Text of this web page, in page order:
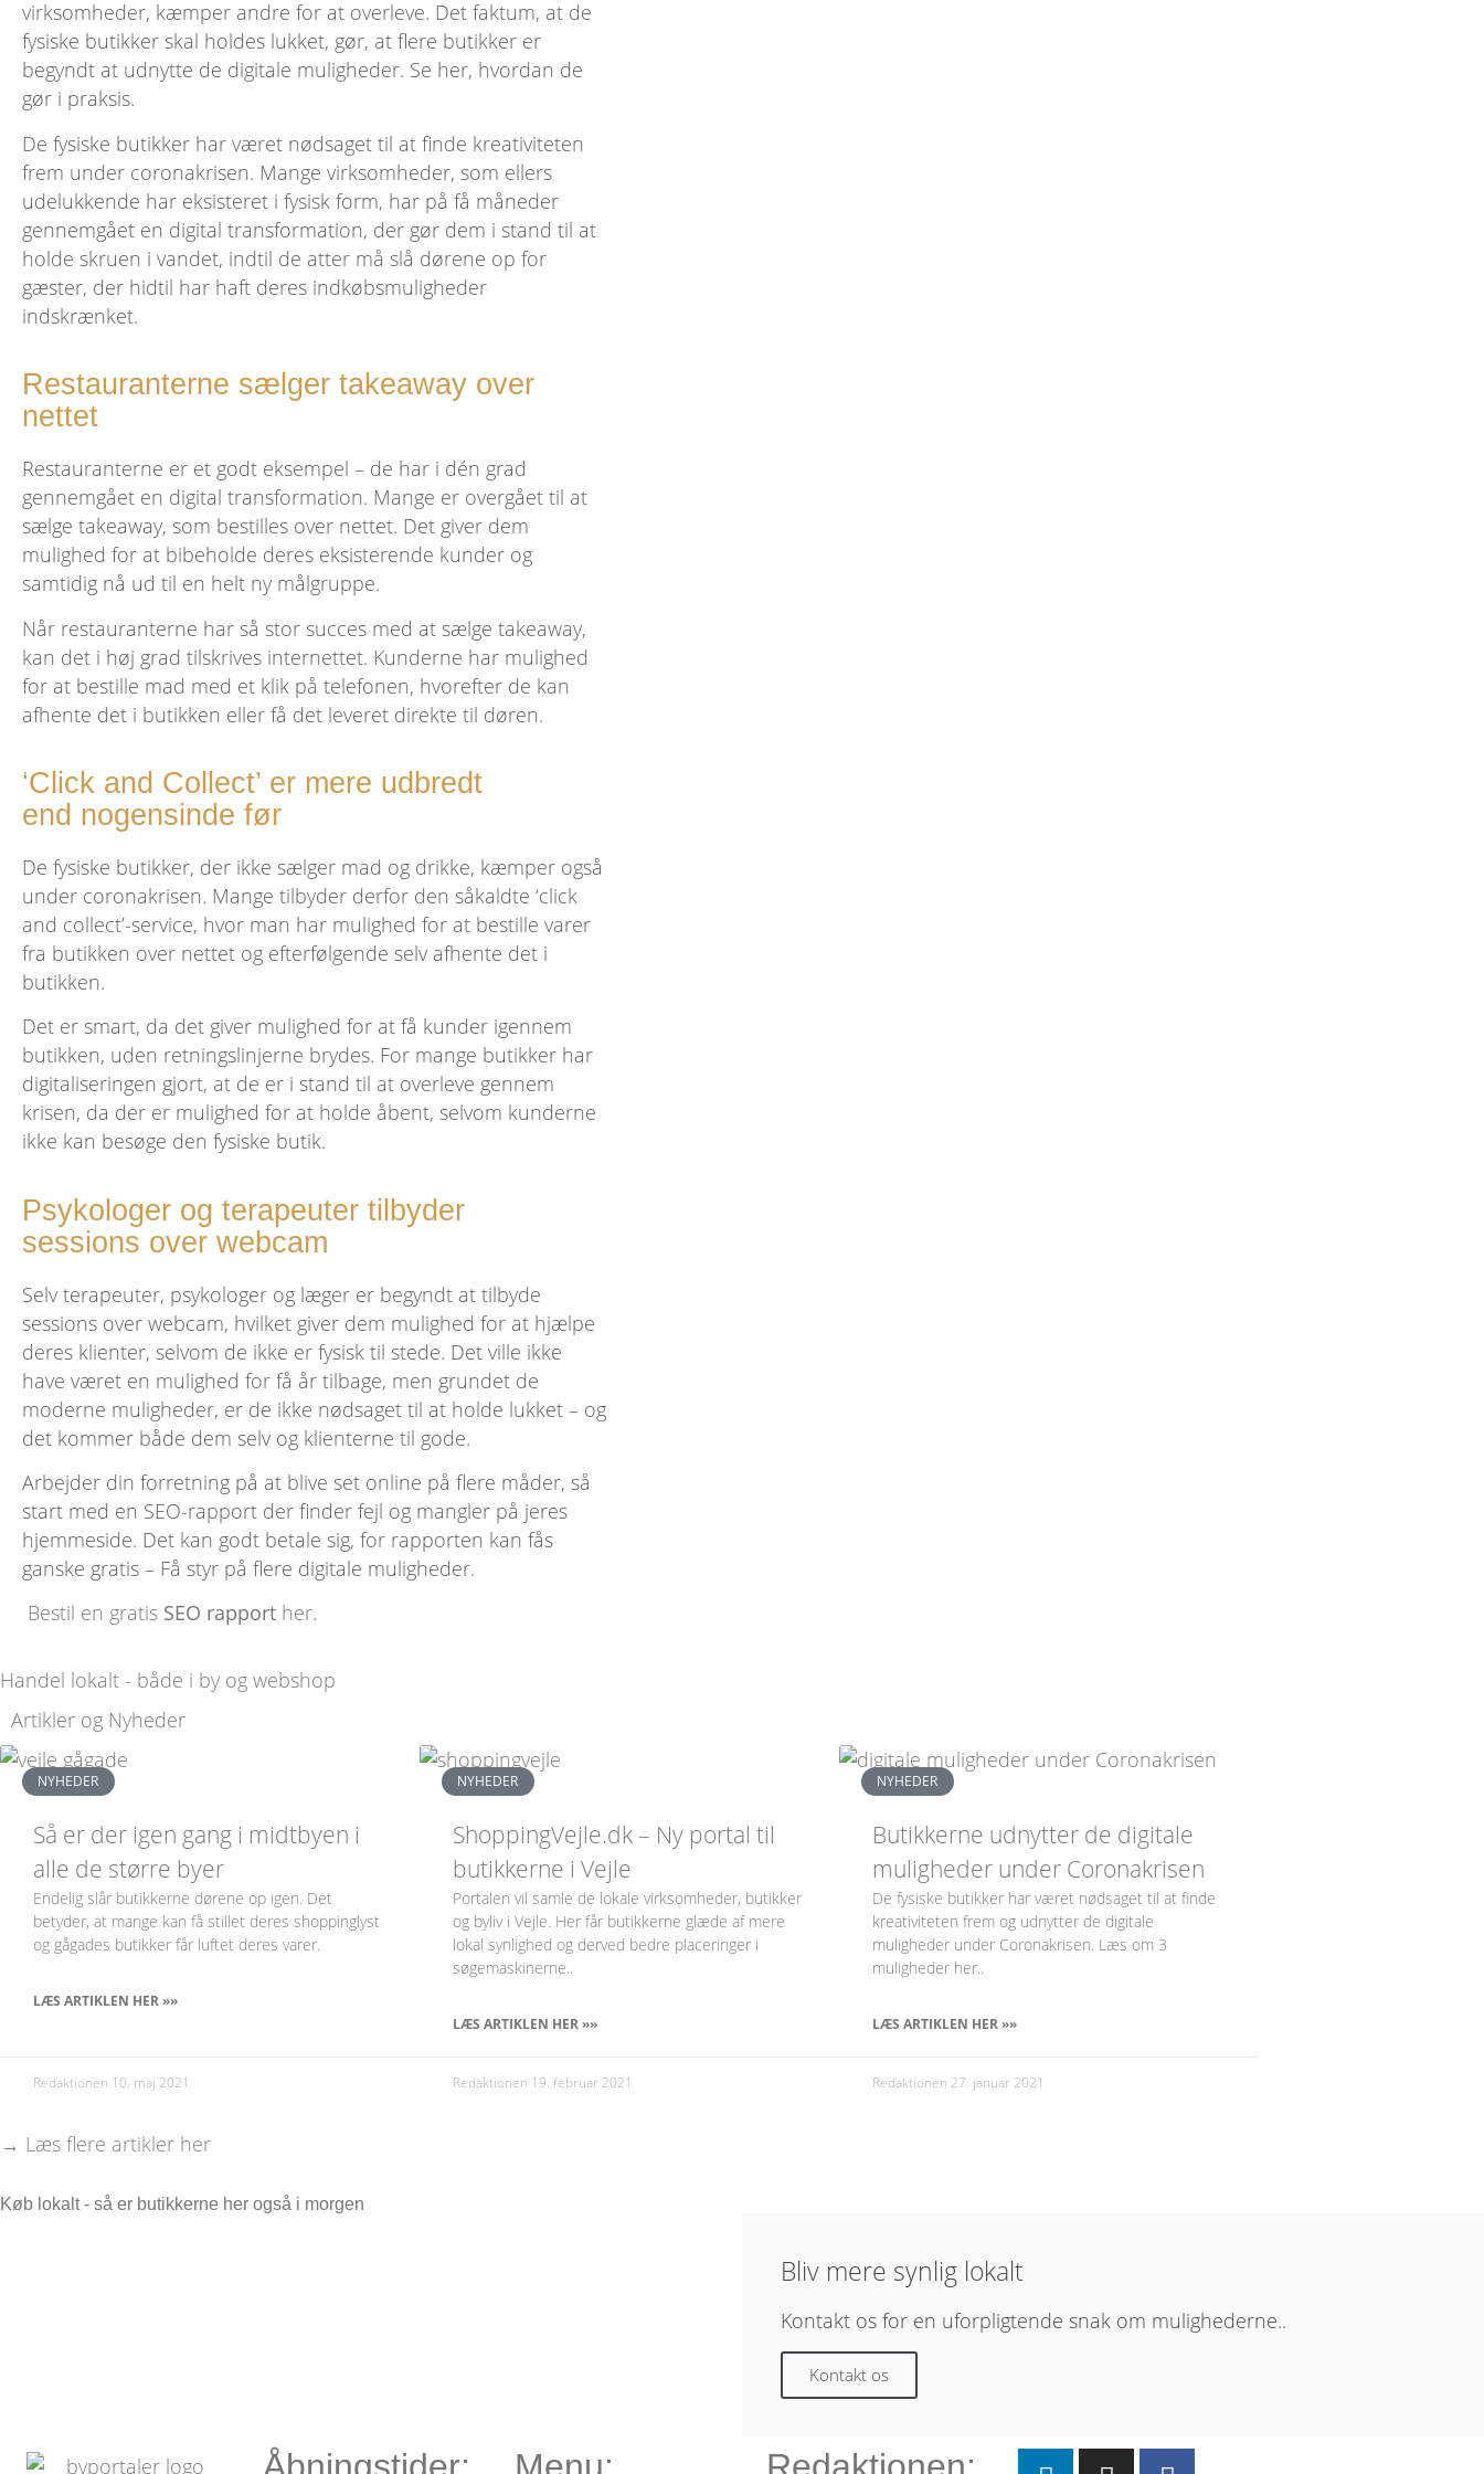
virksomheder, kæmper andre for at overleve. Det faktum, at de
fysiske butikker skal holdes lukket, gør, at flere butikker er
begyndt at udnytte de digitale muligheder. Se her, hvordan de
gør i praksis.
De fysiske butikker har været nødsaget til at finde kreativiteten
frem under coronakrisen. Mange virksomheder, som ellers
udelukkende har eksisteret i fysisk form, har på få måneder
gennemgået en digital transformation, der gør dem i stand til at
holde skruen i vandet, indtil de atter må slå dørene op for
gæster, der hidtil har haft deres indkøbs­muligheder
indskrænket.
Restauranterne sælger takeaway over
nettet
Restauranterne er et godt eksempel – de har i dén grad
gennemgået en digital transformation. Mange er overgået til at
sælge takeaway, som bestilles over nettet. Det giver dem
mulighed for at bibeholde deres eksisterende kunder og
samtidig nå ud til en helt ny målgruppe.
Når restauranterne har så stor succes med at sælge takeaway,
kan det i høj grad tilskrives internettet. Kunderne har mulighed
for at bestille mad med et klik på telefonen, hvorefter de kan
afhente det i butikken eller få det leveret direkte til døren.
‘Click and Collect’ er mere udbredt
end nogensinde før
De fysiske butikker, der ikke sælger mad og drikke, kæmper også
under coronakrisen. Mange tilbyder derfor den såkaldte ‘click
and collect’-service, hvor man har mulighed for at bestille varer
fra butikken over nettet og efterfølgende selv afhente det i
butikken.
Det er smart, da det giver mulighed for at få kunder igennem
butikken, uden retningslinjerne brydes. For mange butikker har
digitaliseringen gjort, at de er i stand til at overleve gennem
krisen, da der er mulighed for at holde åbent, selvom kunderne
ikke kan besøge den fysiske butik.
Psykologer og terapeuter tilbyder
sessions over webcam
Selv terapeuter, psykologer og læger er begyndt at tilbyde
sessions over webcam, hvilket giver dem mulighed for at hjælpe
deres klienter, selvom de ikke er fysisk til stede. Det ville ikke
have været en mulighed for få år tilbage, men grundet de
moderne muligheder, er de ikke nødsaget til at holde lukket – og
det kommer både dem selv og klienterne til gode.
Arbejder din forretning på at blive set online på flere måder, så
start med en SEO-rapport der finder fejl og mangler på jeres
hjemmeside. Det kan godt betale sig, for rapporten kan fås
ganske gratis – Få styr på flere digitale muligheder.
Bestil en gratis SEO rapport her.
Handel lokalt - både i by og webshop
Artikler og Nyheder
NYHEDER
Så er der igen gang i midtbyen i
alle de større byer
Endelig slår butikkerne dørene op igen. Det
betyder, at mange kan få stillet deres shoppinglyst
og gågades butikker får luftet deres varer.
LÆS ARTIKLEN HER »»
Redaktionen 10. maj 2021
NYHEDER
ShoppingVejle.dk – Ny portal til
butikkerne i Vejle
Portalen vil samle de lokale virksomheder, butikker
og byliv i Vejle. Her får butikkerne glæde af mere
lokal synlighed og derved bedre placeringer i
søgemaskinerne..
LÆS ARTIKLEN HER »»
Redaktionen 19. februar 2021
NYHEDER
Butikkerne udnytter de digitale
muligheder under Coronakrisen
De fysiske butikker har været nødsaget til at finde
kreativiteten frem og udnytter de digitale
muligheder under Coronakrisen. Læs om 3
muligheder her..
LÆS ARTIKLEN HER »»
Redaktionen 27. januar 2021
→ Læs flere artikler her
Køb lokalt - så er butikkerne her også i morgen
Bliv mere synlig lokalt
Kontakt os for en uforpligtende snak om mulighederne..
Kontakt os